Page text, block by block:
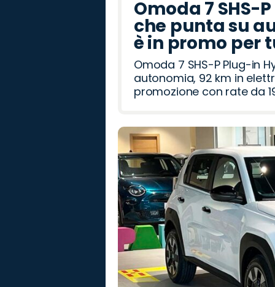
Omoda 7 SHS-
che punta su
è in promo per
Omoda 7 SHS-P Plug-in
autonomia, 92 km in
promozione con rate da